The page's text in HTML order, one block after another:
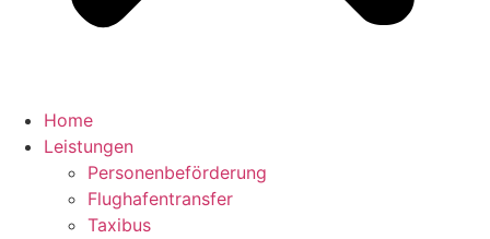
Home
Leistungen
Personenbeförderung
Flughafentransfer
Taxibus